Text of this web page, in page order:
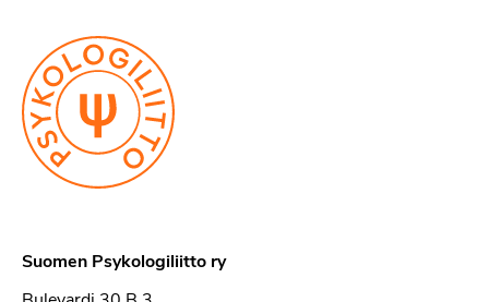
Suomen Psykologiliitto ry